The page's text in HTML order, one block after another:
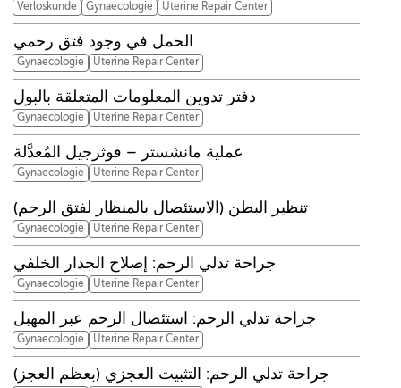
Verloskunde Gynaecologie Uterine Repair Center
الحمل في وجود فتق رحمي
Gynaecologie Uterine Repair Center
دفتر تدوين المعلومات المتعلقة بالبول
Gynaecologie Uterine Repair Center
عملية مانشستر – فوثرجيل المُعدَّلة
Gynaecologie Uterine Repair Center
تنظير البطن (الاستئصال بالمنظار لفتق الرحم)
Gynaecologie Uterine Repair Center
جراحة تدلي الرحم: إصلاح الجدار الخلفي
Gynaecologie Uterine Repair Center
جراحة تدلي الرحم: استئصال الرحم عبر المهبل
Gynaecologie Uterine Repair Center
جراحة تدلي الرحم: التثبيت العجزي (بعظم العجز)